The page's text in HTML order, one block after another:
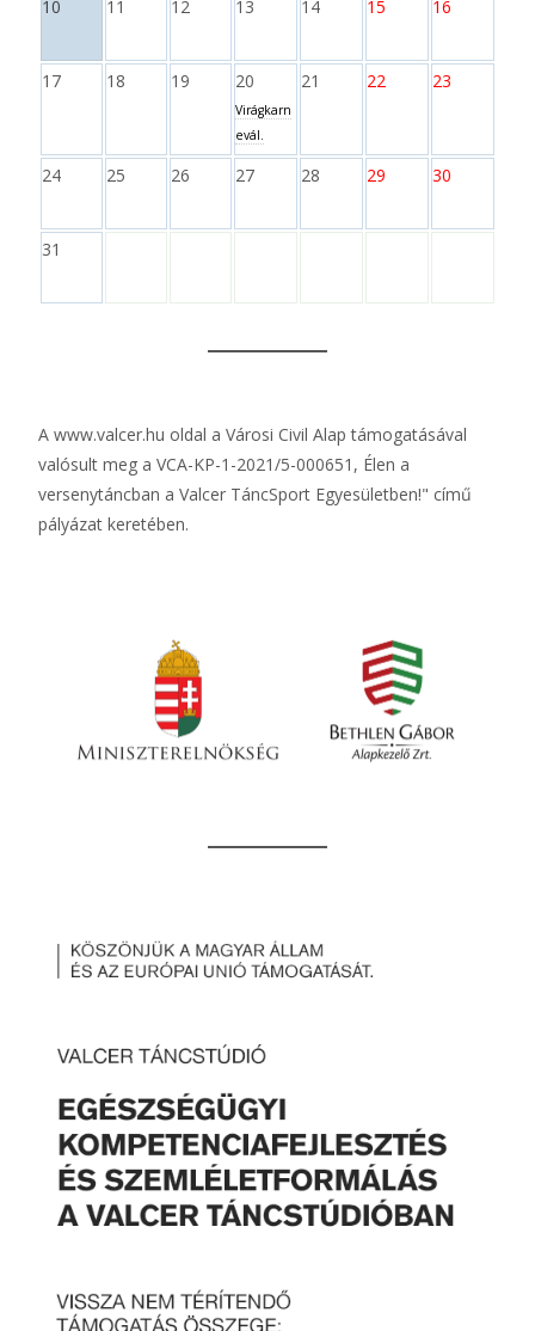
10 11 12 13 14 15 16
17 18 19 20
Virágkarn
evál.
21 22 23
24 25 26 27 28 29 30
31
A www.valcer.hu oldal a Városi Civil Alap támogatásával
valósult meg a VCA-KP-1-2021/5-000651, Élen a
versenytáncban a Valcer TáncSport Egyesületben!" című
pályázat keretében.